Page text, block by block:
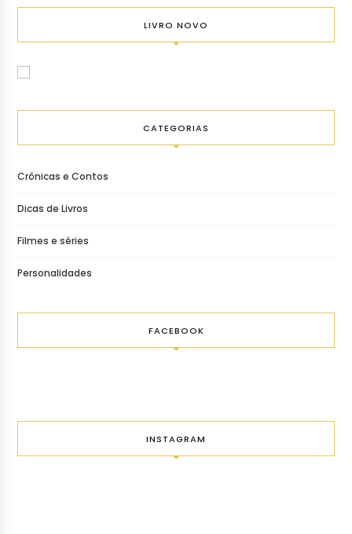
LIVRO NOVO
CATEGORIAS
Crônicas e Contos
Dicas de Livros
Filmes e séries
Personalidades
FACEBOOK
INSTAGRAM